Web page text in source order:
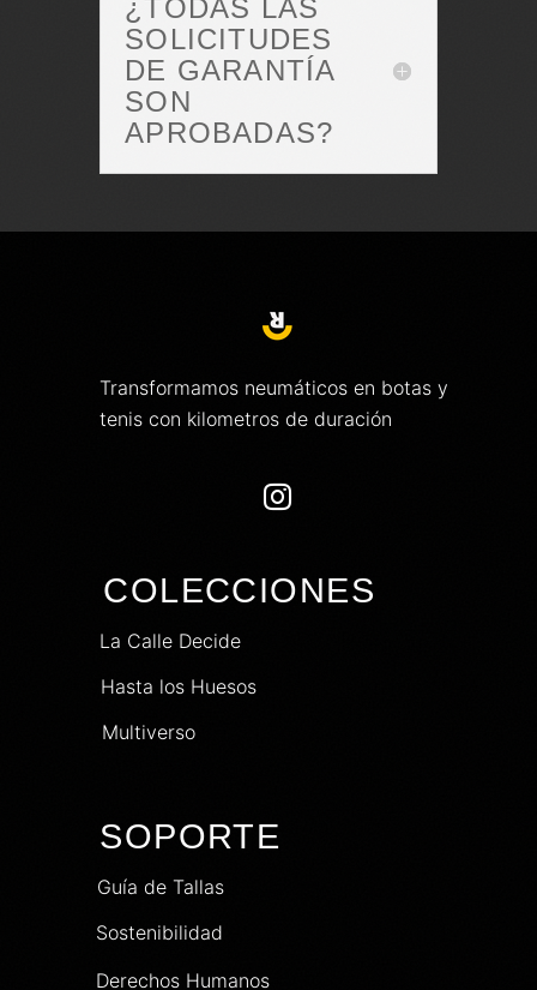
¿TODAS LAS
SOLICITUDES
DE GARANTÍA
SON
APROBADAS?
Transformamos neumáticos en botas y
tenis con kilometros de duración

COLECCIONES
La Calle Decide
Hasta los Huesos
Multiverso
SOPORTE
Guía de Tallas
Sostenibilidad
Derechos Humanos